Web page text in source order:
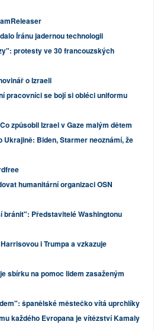
Íránu jadernou technologii
protesty ve 30 francouzských
o Izraeli
pracovníci se bojí si obléci uniformu
způsobil Izrael v Gaze malým dětem
Ukrajině: Biden, Starmer neoznámí, že
humanitární organizaci OSN
bránit": Představitelé Washingtonu
i Trumpa a vzkazuje
sbírku na pomoc lidem zasaženým
španělské městečko vítá uprchlíky
každého Evropana je vítězství Kamaly